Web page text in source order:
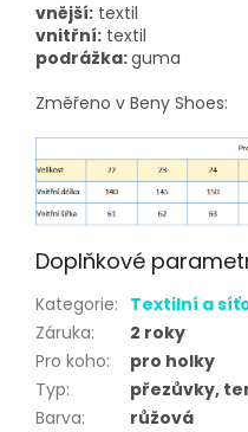
vnější: textil
vnitřní: textil
podrážka:guma
Změřeno v Beny Shoes:
Doplňkové
Kategorie: Textilní a
Záruka:
2 roky
Pro koho:
pro holky
Typ:
přezůvky,
Barva: růžová